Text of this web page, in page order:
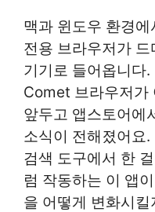
맥과 윈도우 환경
전용 브라우저가
기기로 들어옵니
Comet 브라우저가
앞두고 앱스토어에
소식이 전해졌어요
검색 도구에서 한
럼 작동하는 이 앱
을 어떻게 변화시